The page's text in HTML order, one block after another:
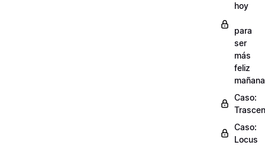
hoy
para
ser
más
feliz
Caso:
Caso:
Locus